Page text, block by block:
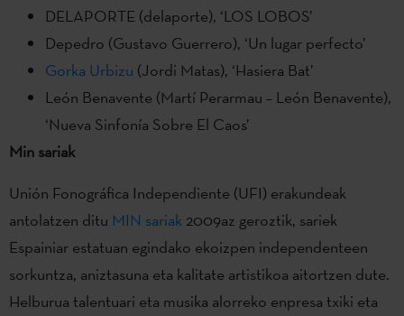
DELAPORTE (delaporte), ‘LOS LOBOS’
Depedro (Gustavo Guerrero), ‘Un lugar perfecto’
Gorka Urbizu (Jordi Matas), ‘Hasiera Bat’
León Benavente (Martí Perarmau – León Benavente),
‘Nueva Sinfonía Sobre El Caos’
Min sariak
Unión Fonográfica Independiente (UFI) erakundeak
antolatzen ditu MIN sariak 2009az geroztik, sariek
Espainiar estatuan egindako ekoizpen independenteen
sorkuntza, aniztasuna eta kalitate artistikoa aitortzen dute.
Helburua talentuari eta musika alorreko enpresa txiki eta